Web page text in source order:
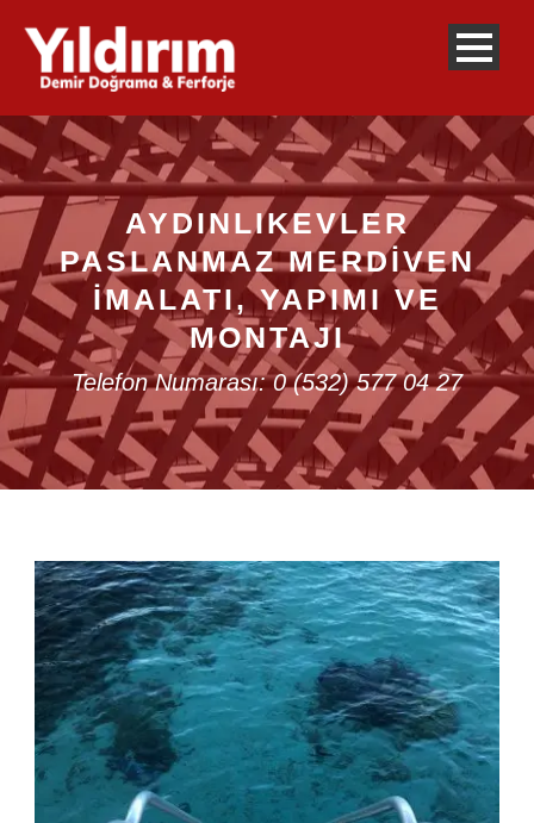
AYDINLIKEVLER
PASLANMAZ MERDIVEN
İMALATI, YAPIMI VE
MONTAJI
Telefon Numarası: 0 (532) 577 04 27